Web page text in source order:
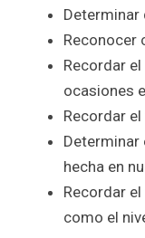
Determinar
Reconocer
Recordar
ocasiones
Recordar
Determinar
hecha en
Recordar
como el